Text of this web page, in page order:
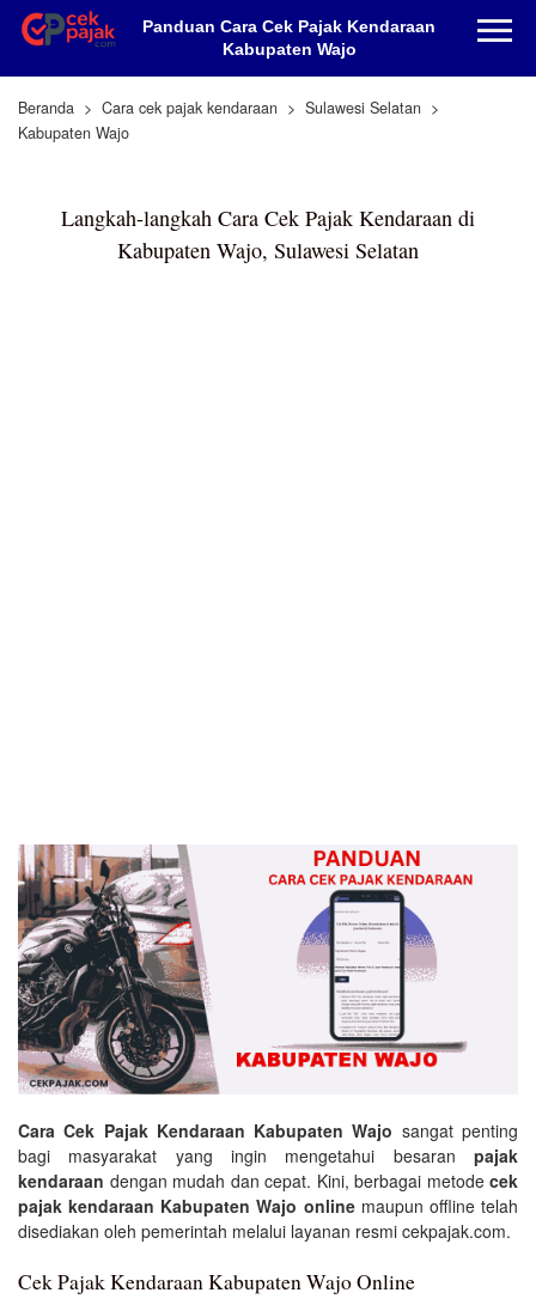
Panduan Cara Cek Pajak Kendaraan
Kabupaten Wajo
Beranda Cara cek pajak kendaraan
Sulawesi Selatan
Kabupaten Wajo
Langkah-langkah Cara Cek Pajak Kendaraan di
Kabupaten Wajo, Sulawesi Selatan
Cara Cek Pajak Kendaraan Kabupaten Wajo sangat penting
bagi masyarakat yang ingin mengetahui besaran pajak
kendaraan dengan mudah dan cepat. Kini, berbagai metode cek
pajak kendaraan Kabupaten Wajo onlinemaupun offline telah
disediakan oleh pemerintah melalui layanan resmi cekpajak.com.
Cek Pajak Kendaraan Kabupaten Wajo Online